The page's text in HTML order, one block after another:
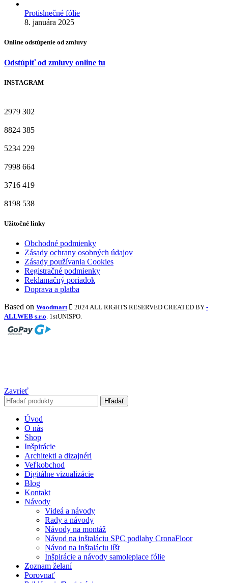
Protislnečné fólie
8. januára 2025
Online odstúpenie od zmluvy
Odstúpiť od zmluvy online tu
INSTAGRAM
2979 302
8824 385
5234 229
7998 664
3716 419
8198 538
Užitočné linky
Obchodné podmienky
Zásady ochrany osobných údajov
Zásady používania Cookies
Registračné podmienky
Reklamačný poriadok
Doprava a platba
Based on Woodmart 2024 ALL RIGHTS RESERVED CREATED BY -
ALLWEB s.r.o. 1stUNISPO.
Zavrieť
Hľadať
Úvod
O nás
Shop
Inšpirácie
Architekti a dizajnéri
Veľkobchod
Digitálne vizualizácie
Blog
Kontakt
Návody
Videá a návody
Rady a návody
Návody na montáž
Návod na inštaláciu SPC podlahy CronaFloor
Návod na inštaláciu líšt
Inšpirácie a návody samolepiace fólie
Zoznam želaní
Porovnať